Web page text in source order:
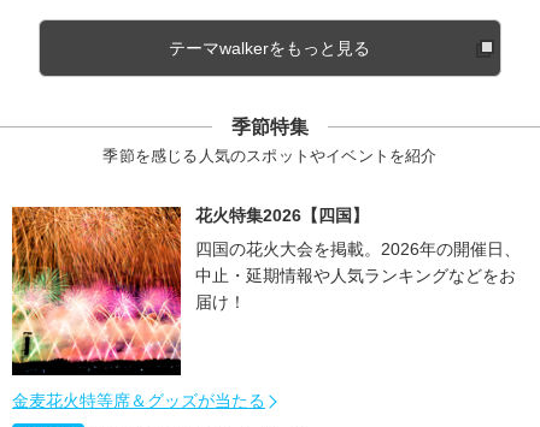
テーマwalkerをもっと見る
季節特集
季節を感じる人気のスポットやイベントを紹介
花火特集2026【四国】
四国の花火大会を掲載。2026年の開催日、
中止・延期情報や人気ランキングなどをお
届け！
金麦花火特等席＆グッズが当たる